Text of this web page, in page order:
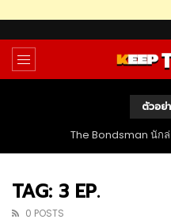
ตัวอย่
The Bondsman นัก
TAG: 3 EP.
0 POSTS